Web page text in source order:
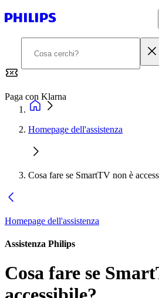
Paga con Klarna
Homepage dell'assistenza
Cosa fare se SmartTV non è
Homepage dell'assistenza
Assistenza Philips
Cosa fare se